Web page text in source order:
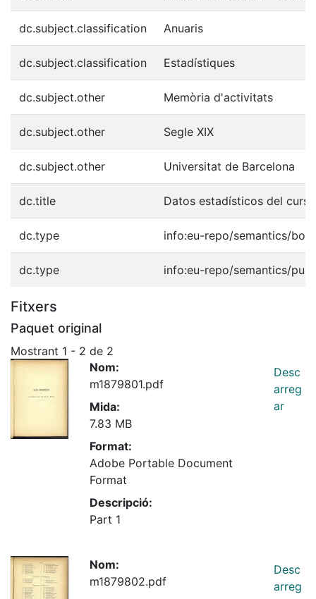
dc.subject.classification Anuaris
dc.subject.classification Estadístiques
dc.subject.other Memòria d'activitats
dc.subject.other Segle XIX
dc.subject.other Universitat de Barcelona
dc.title Datos estadísticos del
dc.type info:eu-repo/semantics/
dc.type info:eu-repo/semantics/
Fitxers
Paquet original
Mostrant 1 - 2 de 2
Nom:
m1879801.pdf
Mida:
7.83 MB
Format:
Adobe Portable Document
Format
Descripció:
Part 1
Desc
arreg
ar
Nom:
m1879802.pdf
Desc
arreg